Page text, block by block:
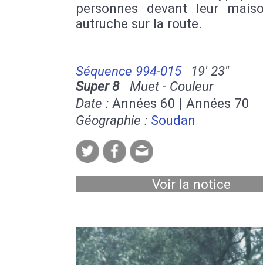
personnes devant leur
autruche sur la route.
Séquence 994-015
19' 23''
Super 8Muet - Couleur
Date : Années 60 | Années 70
Géographie : Soudan
Voir la notice